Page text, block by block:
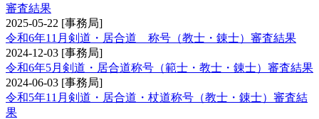
審査結果
2025-05-22 [事務局]
令和6年11月剣道・居合道 称号（教士・錬士）審査結果
2024-12-03 [事務局]
令和6年5月剣道・居合道称号（範士・教士・錬士）審査結果
2024-06-03 [事務局]
令和5年11月剣道・居合道・杖道称号（教士・錬士）審査結
果